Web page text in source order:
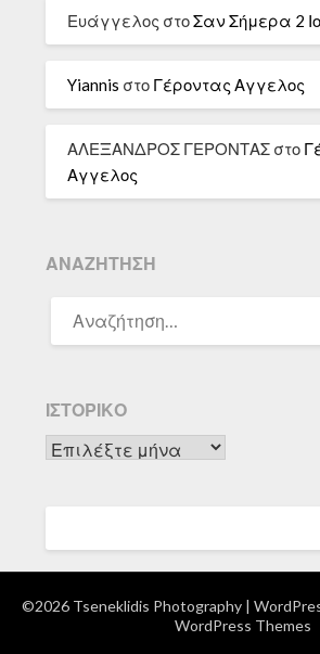
Ευάγγελος στοΣαν Σήμερα 2
Yiannis στο Γέροντας Αγγελος
ΑΛΕΞΑΝΔΡΟΣ ΓΕΡΟΝΤΑΣ στο
Αγγελος
ΑΝΑΖΉΤΗΣΗ
ΓΙΑ:
ΙΣΤΟΡΙΚΌ
Ιστορικό
©2026 Tseneklidis Photography |
WordPress Themes